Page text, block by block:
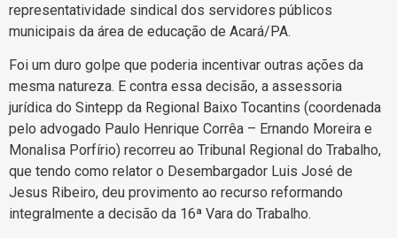
representatividade sindical dos servidores públicos
municipais da área de educação de Acará/PA.
Foi um duro golpe que poderia incentivar outras ações da
mesma natureza. E contra essa decisão, a assessoria
jurídica do Sintepp da Regional Baixo Tocantins (coordenada
pelo advogado Paulo Henrique Corrêa – Ernando Moreira e
Monalisa Porfírio) recorreu ao Tribunal Regional do Trabalho,
que tendo como relator o Desembargador Luis José de
Jesus Ribeiro, deu provimento ao recurso reformando
integralmente a decisão da 16ª Vara do Trabalho.